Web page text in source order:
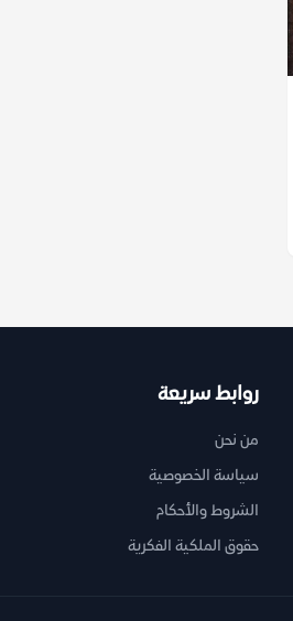
روابط سريعة
من نحن
سياسة الخصوصية
الشروط والأحكام
حقوق الملكية الفكرية